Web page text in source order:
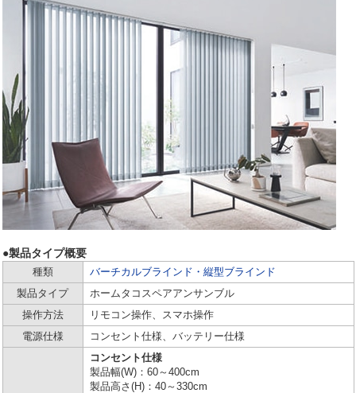
●製品タイプ概要
種類
バーチカルブラインド・縦型ブラインド
製品タイプ
ホームタコスペアアンサンブル
操作方法
リモコン操作、スマホ操作
電源仕様
コンセント仕様、バッテリー仕様
コンセント仕様
製品幅(W)：60～400cm
製品高さ(H)：40～330cm